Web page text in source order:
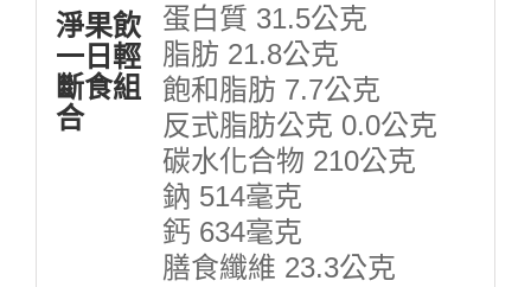
淨果飲
一日輕
斷食組
合
蛋白質 31.5公克
脂肪 21.8公克
飽和脂肪 7.7公克
反式脂肪公克 0.0公克
碳水化合物 210公克
鈉 514毫克
鈣 634毫克
膳食纖維 23.3公克